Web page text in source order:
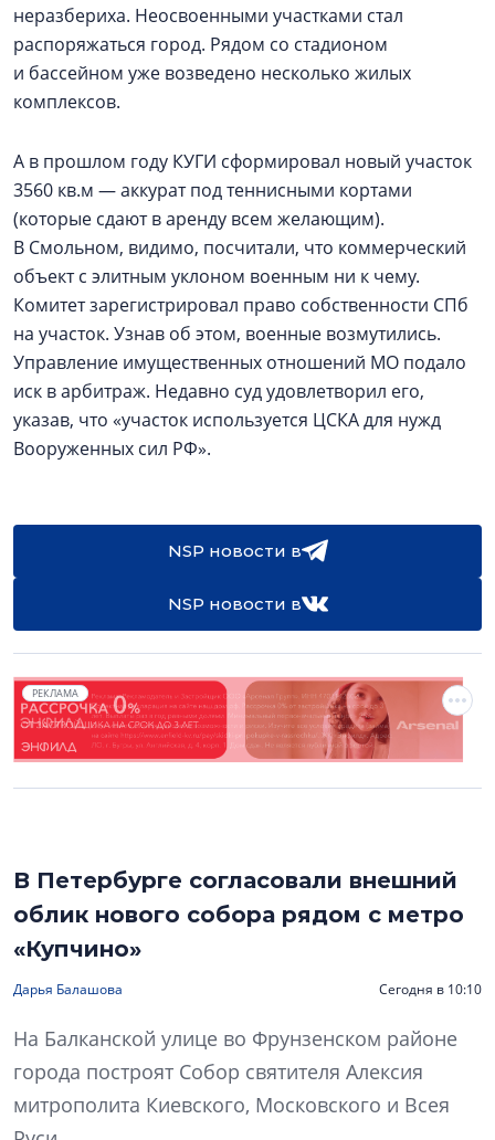
неразбериха. Неосвоенными участками стал
распоряжаться город. Рядом со стадионом
и бассейном уже возведено несколько жилых
комплексов.
А в прошлом году КУГИ сформировал новый участок
3560 кв.м — аккурат под теннисными кортами
(которые сдают в аренду всем желающим).
В Смольном, видимо, посчитали, что коммерческий
объект с элитным уклоном военным ни к чему.
Комитет зарегистрировал право собственности СПб
на участок. Узнав об этом, военные возмутились.
Управление имущественных отношений МО подало
иск в арбитраж. Недавно суд удовлетворил его,
указав, что «участок используется ЦСКА для нужд
Вооруженных сил РФ».
NSP новости в
NSP новости в
РЕКЛАМА
В Петербурге согласовали внешний
облик нового собора рядом с метро
«Купчино»
Дарья Балашова Сегодня в 10:10
На Балканской улице во Фрунзенском районе
города построят Собор святителя Алексия
митрополита Киевского, Московского и Всея